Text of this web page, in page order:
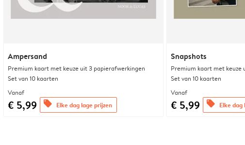
Ampersand
Premium kaart met keuze uit 3 papierafwerkingen
Set van 10 kaarten
Vanaf
€ 5,99 offers Elke dag lage prijzen
Snapshots
Premium kaart met keuze
Set van 10 kaarten
Vanaf
€ 5,99 offers Elke dag